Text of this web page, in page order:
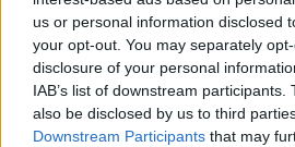
us or personal information disclosed
your opt-out. You may separately
disclosure of your personal
IAB’s list of downstream
also be disclosed by us to third
Downstream Participants that may
Hogy könnyebb legyen választani,
legnépszerűbb vizsgatípusokat,
árakat, sőt még a szakmai és az online
annak is utánajártunk, miért „néma” –
idegen nyelveket – a magyarok fele. A
kiadványt keressétek az újságárusoknál